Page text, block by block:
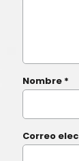
Nombre *
Correo